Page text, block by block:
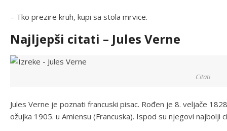
– Tko prezire kruh, kupi sa stola mrvice.
Najljepši citati – Jules Verne
Citati
Jules Verne je poznati francuski pisac. Rođen je 8. veljače
ožujka 1905. u Amiensu (Francuska). Ispod su njegovi najbolji